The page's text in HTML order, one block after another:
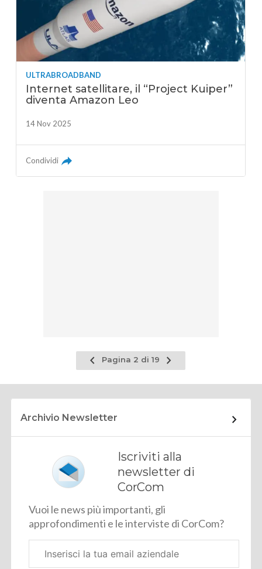
ULTRABROADBAND
Internet satellitare, il “Project Kuiper”
diventa Amazon Leo
14 Nov 2025
Condividi
Pagina
precedente
Pagina 2 di 19
Pagina
successiva
Archivio Newsletter
Iscriviti alla
newsletter di
CorCom
Vuoi le news più importanti, gli
approfondimenti e le interviste di CorCom?
aziendale